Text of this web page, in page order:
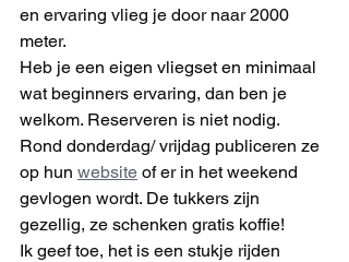
en ervaring vlieg je door naar 2000
meter.
Heb je een eigen vliegset en minimaal
wat beginners ervaring, dan ben je
welkom. Reserveren is niet nodig.
Rond donderdag/ vrijdag publiceren ze
op hun website of er in het weekend
gevlogen wordt. De tukkers zijn
gezellig, ze schenken gratis koffie!
Ik geef toe, het is een stukje rijden